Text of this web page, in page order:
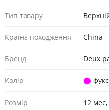
Тип товару
Країна походження China
Бренд Deux
Колір
Розмір 12